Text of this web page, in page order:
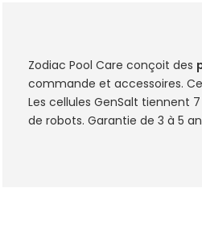
Zodiac Pool Care conçoit des
commande et accessoires.
Les cellules GenSalt tiennent
de robots. Garantie de 3 à 5